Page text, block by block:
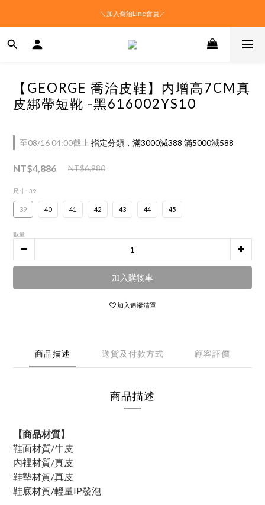
＼加入喬治Line會員／
【GEORGE 喬治皮鞋】内增高7CM真
皮綁帶短靴 -黑616002YS10
至08/16 04:00截止 指定分類，滿3000減388 滿5000減588
NT$4,886 NT$6,980
尺寸 : 39
39 40 41 42 43 44 45
數量
加入購物車
加入追蹤清單
商品描述 送貨及付款方式 顧客評價
商品描述
【商品材質】
鞋面材質/牛皮
內裡材質/真皮
鞋墊材質/真皮
鞋底材質/輕量IP發泡